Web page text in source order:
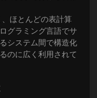
ほとんどの表計算
グラミング言語でサ
システム間で構造化
のに広く利用されて